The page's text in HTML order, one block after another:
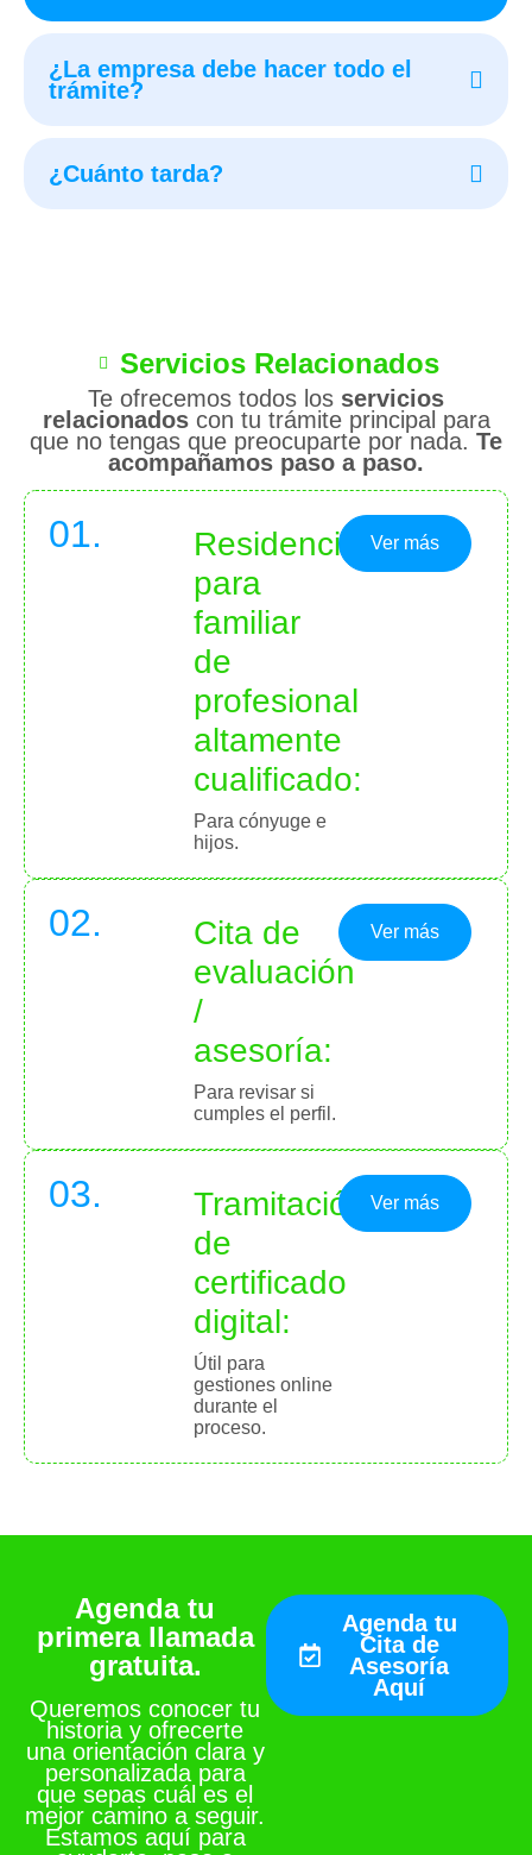
¿La empresa debe hacer todo el
trámite?
¿Cuánto tarda?
Servicios Relacionados
Te ofrecemos todos los servicios
relacionadoscon tu trámite principal para
que no tengas que preocuparte por nada. Te
acompañamos paso a paso.
01.
Residencia
para
familiar
de
profesional
altamente
cualificado:
Para cónyuge e
hijos.
Ver más
02.
Cita de
evaluación
/
asesoría:
Para revisar si
cumples el perfil.
Ver más
03.
Tramitación
de
certificado
digital:
Útil para
gestiones online
durante el
proceso.
Ver más
Agenda tu
primera llamada
gratuita.
Queremos conocer tu
historia y ofrecerte
una orientación clara y
personalizada para
que sepas cuál es el
mejor camino a seguir.
Estamos aquí para
Agenda tu
Cita de
Asesoría
Aquí